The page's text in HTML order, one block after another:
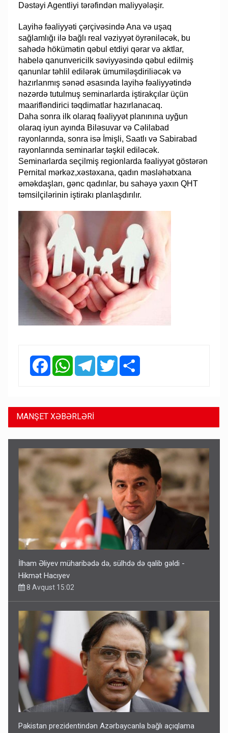
Dəstəyi Agentliyi tərəfindən maliyyələşir.
Layihə fəaliyyəti çərçivəsində Ana və uşaq
sağlamlığı ilə bağlı real vəziyyət öyrəniləcək, bu
sahədə hökümətin qəbul etdiyi qərar və aktlar,
habelə qanunvericilk səviyyəsində qəbul edilmiş
qanunlar təhlil edilərək ümumiləşdiriliəcək və
hazırlanmış sənəd əsasında layihə fəaliyyətində
nəzərdə tutulmuş seminarlarda iştirakçılar üçün
maarifləndirici təqdimatlar hazırlanacaq.
Daha sonra ilk olaraq fəaliyyət planınına uyğun
olaraq iyun ayında Biləsuvar və Cəlilabad
rayonlarında, sonra isə İmişli, Saatlı və Sabirabad
rayonlarında seminarlar təşkil ediləcək.
Seminarlarda seçilmiş regionlarda fəaliyyət göstərən
Pernital mərkəz,xəstəxana, qadın məsləhətxana
əməkdaşları, gənc qadınlar, bu sahəyə yaxın QHT
təmsilçilərinin iştirakı planlaşdırılır.
FacebookWhatsAppTelegramTwitter
MANŞET XƏBƏRLƏRİ
İlham Əliyev müharibədə də, sülhdə də qalib gəldi -
Hikmət Hacıyev
8 Avqust 15:02
Pakistan prezidentindən Azərbaycanla bağlı açıqlama